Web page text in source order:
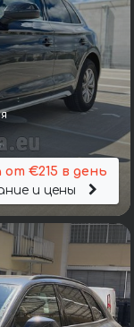
от €215 в день
и цены